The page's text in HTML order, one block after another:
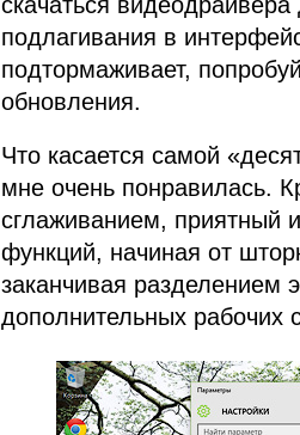
подлагивания в
подтормаживает,
обновления.
Что касается самой
мне очень понравилась.
сглаживанием, приятный
функций, начиная от
заканчивая разделением
дополнительных рабочих